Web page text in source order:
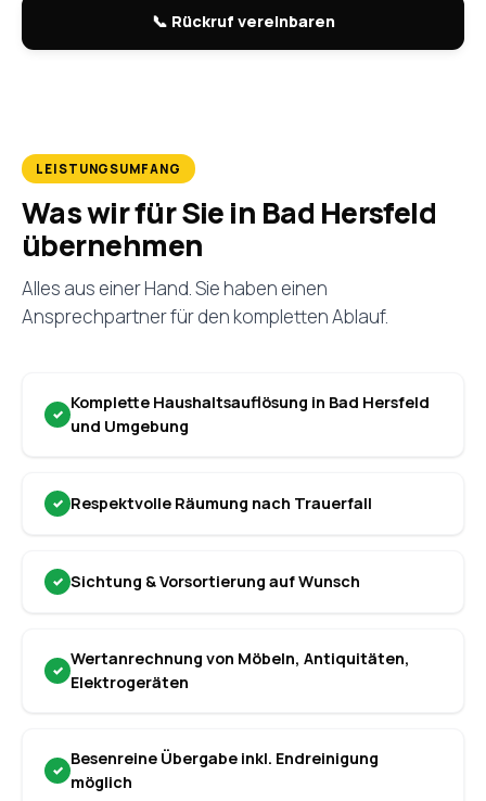
📞 Rückruf vereinbaren
LEISTUNGSUMFANG
Was wir für Sie in Bad Hersfeld
übernehmen
Alles aus einer Hand. Sie haben einen
Ansprechpartner für den kompletten Ablauf.
Komplette Haushaltsauflösung in Bad Hersfeld
und Umgebung
Respektvolle Räumung nach Trauerfall
Sichtung & Vorsortierung auf Wunsch
Wertanrechnung von Möbeln, Antiquitäten,
Elektrogeräten
Besenreine Übergabe inkl. Endreinigung
möglich